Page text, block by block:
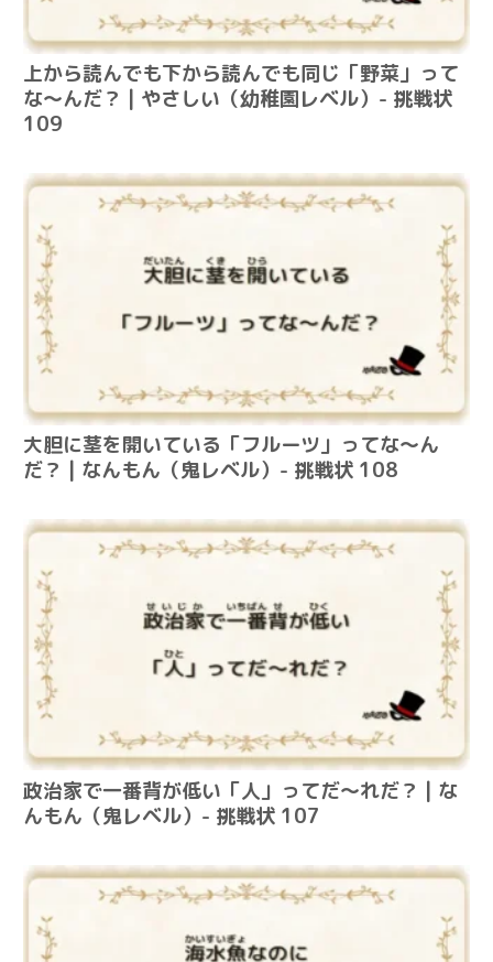
上から読んでも下から読んでも同じ「野菜」って
な～んだ？ | やさしい（幼稚園レベル）- 挑戦状
109
大胆に茎を開いている「フルーツ」ってな～ん
だ？ | なんもん（鬼レベル）- 挑戦状 108
政治家で一番背が低い「人」ってだ～れだ？ | な
んもん（鬼レベル）- 挑戦状 107